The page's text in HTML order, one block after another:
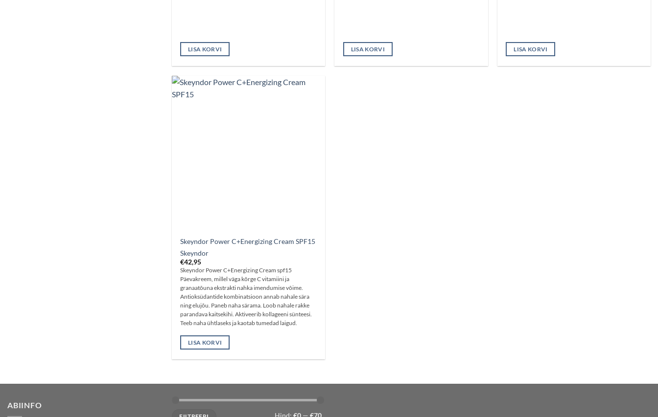
LISA KORVI LISA KORVI LISA KORVI
Skeyndor Power C+Energizing Cream SPF15
Skeyndor
€42,95
Skeyndor Power C+Energizing Cream spf15
Päevakreem, millel väga kõrge C vitamiini ja
granaatõuna ekstrakti nahka imendumise võime.
Antioksüdantide kombinatsioon annab nahale sära
ning elujõu. Paneb naha särama. Loob nahale rakke
parandava kaitsekihi. Aktiveerib kollageeni sünteesi.
Teeb naha ühtlaseks ja kaotab tumedad laigud.
LISA KORVI
ABIINFO
Hind: €0 — €70